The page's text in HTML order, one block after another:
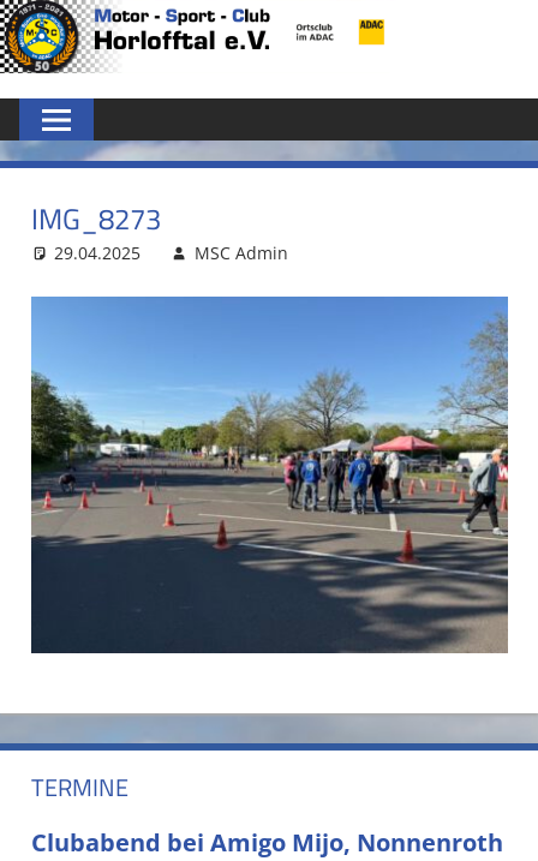
Zum
Inhalt
MSC
HORLOFFTAL
E.V.
IMG_8273
29.04.2025 MSC Admin
TERMINE
Clubabend bei Amigo Mijo, Nonnenroth